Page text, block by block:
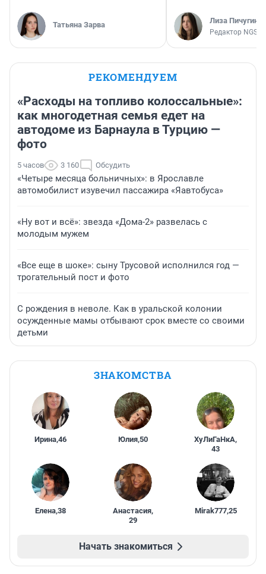
Татьяна Зарва Лиза Пичугина
Редактор
РЕКОМЕНДУЕМ
«Расходы на топливо колоссальные»:
как многодетная семья едет на
автодоме из Барнаула в Турцию —
фото
5 часов 3 160 Обсудить
«Четыре месяца больничных»: в Ярославле
автомобилист изувечил пассажира «Яавтобуса»
«Ну вот и всё»: звезда «Дома-2» развелась с
молодым мужем
«Все еще в шоке»: сыну Трусовой исполнился год —
трогательный пост и фото
С рождения в неволе. Как в уральской колонии
осужденные мамы отбывают срок вместе со своими
детьми
ЗНАКОМСТВА
Ирина,46 Юлия,50 ХуЛиГаНкА,
43
Елена,38 Анастасия,
29
Mirak777,25
Начать знакомиться